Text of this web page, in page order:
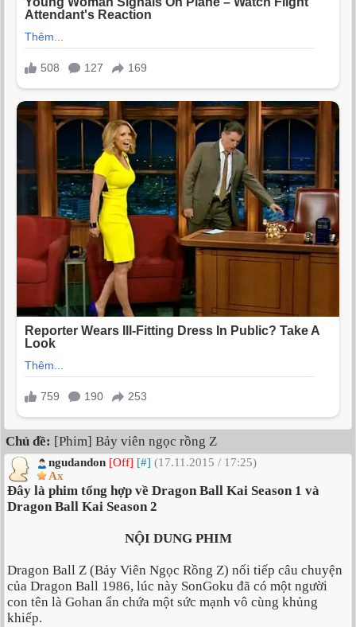
Chủ đề: [Phim] Bảy viên ngọc rồng Z
ngudandon [Off] [#] (17.11.2015 / 17:25)
Ax
Đây là phim tổng hợp về Dragon Ball Kai Season 1 và
Dragon Ball Kai Season 2
NỘI DUNG PHIM
Dragon Ball Z (Bảy Viên Ngọc Rồng Z) nối tiếp câu chuyện
của Dragon Ball 1986, lúc này SonGoku đã có một người
con tên là Gohan ẩn chứa một sức mạnh vô cùng khủng
khiếp.